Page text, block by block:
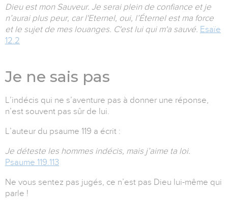
Dieu est mon Sauveur. Je serai plein de confiance et je
n’aurai plus peur, car l'Eternel, oui, l’Éternel est ma force
et le sujet de mes louanges. C'est lui qui m'a sauvé. Esaïe
12.2
Je ne sais pas
L’indécis qui ne s’aventure pas à donner une réponse,
n’est souvent pas sûr de lui.
L’auteur du psaume 119 a écrit :
Je déteste les hommes indécis, mais j’aime ta loi.
Psaume 119.113
Ne vous sentez pas jugés, ce n’est pas Dieu lui-même qui
parle !